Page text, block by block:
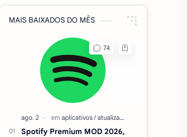
MAIS BAIXADOS DO MÊS
Spotify Premium MOD 2026,